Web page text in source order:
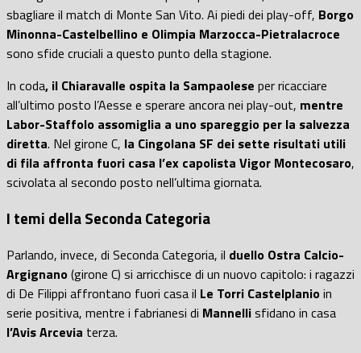
sbagliare il match di Monte San Vito. Ai piedi dei play-off, Borgo
Minonna-Castelbellino e Olimpia Marzocca-Pietralacroce
sono sfide cruciali a questo punto della stagione.
In coda, il Chiaravalle ospita la Sampaolese per ricacciare
all’ultimo posto l’Aesse e sperare ancora nei play-out, mentre
Labor-Staffolo assomiglia a uno spareggio per la salvezza
diretta. Nel girone C, la Cingolana SF dei sette risultati utili
di fila affronta fuori casa l’ex capolista Vigor Montecosaro,
scivolata al secondo posto nell’ultima giornata.
I temi della Seconda Categoria
Parlando, invece, di Seconda Categoria, il duello Ostra Calcio-
Argignano(girone C) si arricchisce di un nuovo capitolo: i ragazzi
di De Filippi affrontano fuori casa il Le Torri Castelplanioin
serie positiva, mentre i fabrianesi di Mannellisfidano in casa
l’Avis Arcevia terza.